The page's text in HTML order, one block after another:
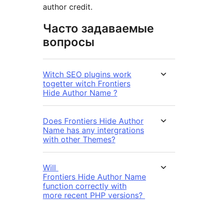
author credit.
Часто задаваемые
вопросы
Witch SEO plugins work
togetter witch Frontiers
Hide Author Name ?
Does Frontiers Hide Author
Name has any intergrations
with other Themes?
Will
Frontiers Hide Author Name
function correctly with
more recent PHP versions?